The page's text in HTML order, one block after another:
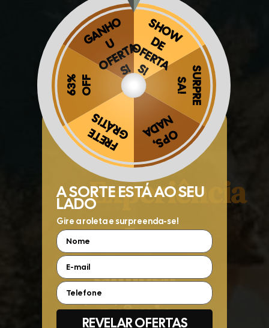
A
Melhor
Experiência
5x
campeã
prêmio
Obrigado por se cadastrar na
Aproveite e receba as novidades e ofertas exclusivas da